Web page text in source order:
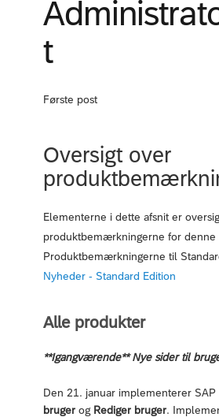
t
Første post
Oversigt over
Elementerne i dette afsnit er
produktbemærkningerne for denne
Produktbemærkningerne til
Nyheder - Standard Edition
Alle produkter
**Igangværende** Nye sider til
Den 21. januar implementerer
bruger og Rediger bruger.